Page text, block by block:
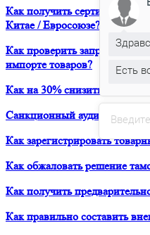
Как получить сертификат о
Китае / Евросоюзе?
Как проверить запреты и
импорте товаров?
Как на 30% снизить расходы
Санкционный аудит. Как
Как зарегистрировать
Как обжаловать решение
Как получить
Как правильно составить
Есть